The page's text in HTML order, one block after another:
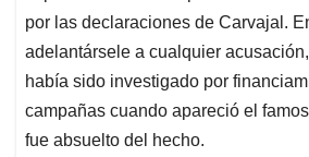
por las declaraciones de Carvajal.
adelantársele a cualquier
había sido investigado por
campañas cuando apareció el
fue absuelto del hecho.